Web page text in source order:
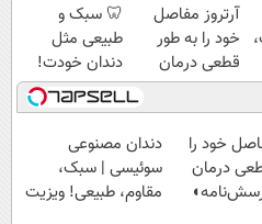
آرتروز مفاصل
خود را به طور
قطعی درمان
کنید!
◗پرسش‌نامه◖
🦷 سبک و
طبیعی مثل
دندان خودت!
نصب آسان و
پرداخت اقساطی
💳 📍 تهران
خود را
درمان
دندان مصنوعی
سوئیسی | سبک،
مقاوم، طبیعی! ویزیت